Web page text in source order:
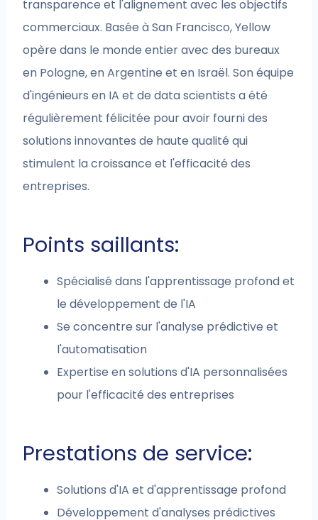
transparence et l'alignement avec les objectifs
commerciaux. Basée à San Francisco, Yellow
opère dans le monde entier avec des bureaux
en Pologne, en Argentine et en Israël. Son équipe
d'ingénieurs en IA et de data scientists a été
régulièrement félicitée pour avoir fourni des
solutions innovantes de haute qualité qui
stimulent la croissance et l'efficacité des
entreprises.
Points saillants:
Spécialisé dans l'apprentissage profond et
le développement de l'IA
Se concentre sur l'analyse prédictive et
l'automatisation
Expertise en solutions d'IA personnalisées
pour l'efficacité des entreprises
Prestations de service:
Solutions d'IA et d'apprentissage profond
Développement d'analyses prédictives